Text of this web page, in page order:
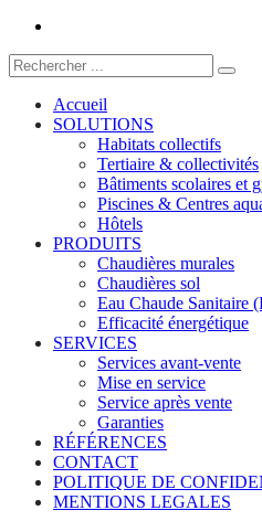
Accueil
SOLUTIONS
Habitats collectifs
Tertiaire & collectivités
Bâtiments scolaires et
Piscines & Centres
Hôtels
PRODUITS
Chaudières murales
Chaudières sol
Eau Chaude Sanitaire
Efficacité énergétique
SERVICES
Services avant-vente
Mise en service
Service après vente
Garanties
RÉFÉRENCES
CONTACT
POLITIQUE DE
MENTIONS LEGALES